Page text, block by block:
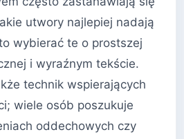
utwory najlepiej nadają
wybierać te o prostszej
i wyraźnym tekście.
technik wspierających
wiele osób poszukuje
oddechowych czy